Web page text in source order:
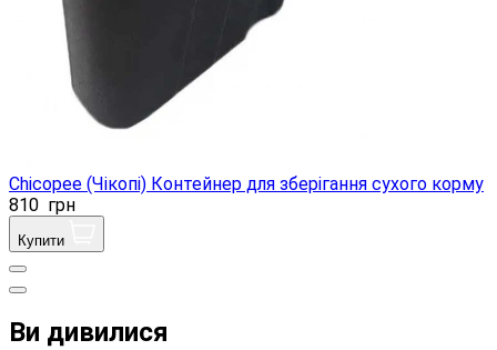
Chicopee (Чікопі) Контейнер для зберігання сухого корму
810 грн
Купити
Ви дивилися